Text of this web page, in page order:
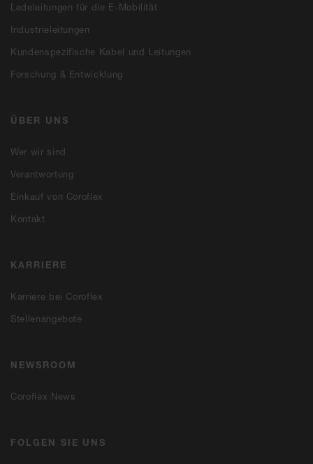
Ladeleitungen für die E-Mobilität
Industrieleitungen
Kundenspezifische Kabel und Leitungen
Forschung & Entwicklung
ÜBER UNS
Wer wir sind
Verantwortung
Einkauf von Coroflex
Kontakt
KARRIERE
Karriere bei Coroflex
Stellenangebote
NEWSROOM
Coroflex News
FOLGEN SIE UNS